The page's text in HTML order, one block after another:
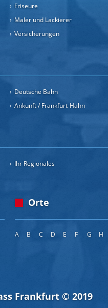
Friseure
Maler und Lackierer
Versicherungen
Deutsche Bahn
Ankunft / Frankfurt-Hahn
Ihr Regionales
Orte
A B C D E F G H
Frankfurt © 2019